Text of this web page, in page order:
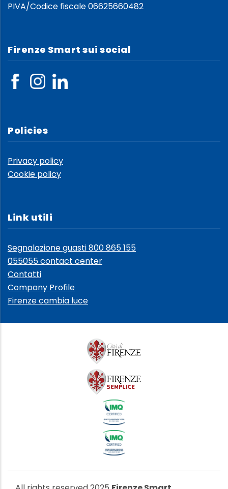
PIVA/Codice fiscale 06625660482
Firenze Smart sui social
Policies
Privacy policy
Cookie policy
Link utili
Segnalazione guasti 800 865 155
055055 contact center
Contatti
Company Profile
Firenze cambia luce